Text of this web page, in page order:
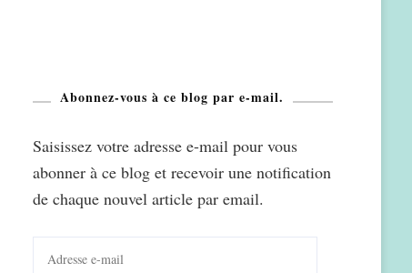
Abonnez-vous à ce blog par e-mail.
Saisissez votre adresse e-mail pour vous
abonner à ce blog et recevoir une notification
de chaque nouvel article par email.